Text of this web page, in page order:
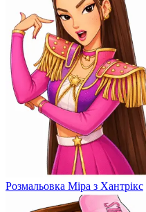
Розмальовка Міра з Хантрікс